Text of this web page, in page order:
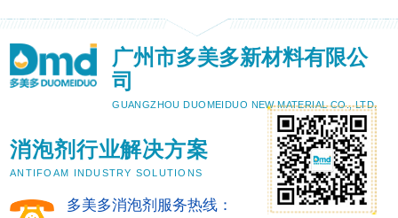
广州市多美多新材料有限公
司
GUANGZHOU DUOMEIDUO NEW MATERIAL CO., LTD.
消泡剂行业解决方案
ANTIFOAM INDUSTRY SOLUTIONS
多美多消泡剂服务热线：